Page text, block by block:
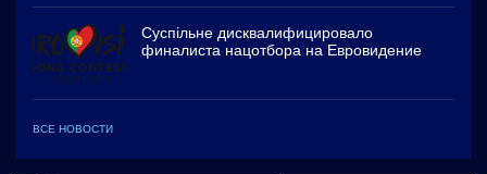
Суспільне дисквалифицировало
финалиста нацотбора на Евровидение
ВСЕ НОВОСТИ